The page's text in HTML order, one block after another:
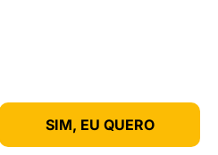
SIM, EU QUERO